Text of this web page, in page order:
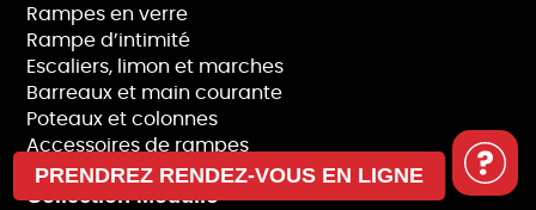
PRENDREZ RENDEZ-VOUS EN LIGNE
Rampes en verre
Rampe d’intimité
Escaliers, limon et marches
Barreaux et main courante
Poteaux et colonnes
Accessoires de rampes
Collection Modulio